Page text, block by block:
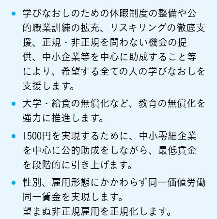
学びなおしのための休暇制度の整備や公
的職業訓練の拡充、リスキリングの徹底支
援、正規・非正規を問わない機会の提
供、中小企業等を中心に助成すること等
により、希望する全ての人の学びなおしを
支援します。
大学・給食の無償化など、教育の無償化を
強力に推進します。
1500円を実現するために、中小零細企業
を中心に公的助成をしながら、最低賃金
を段階的に引き上げます。
性別、雇用形態にかかわらず同一価値労働
同一賃金を実現します。
望まぬ非正規雇用を正規化します。